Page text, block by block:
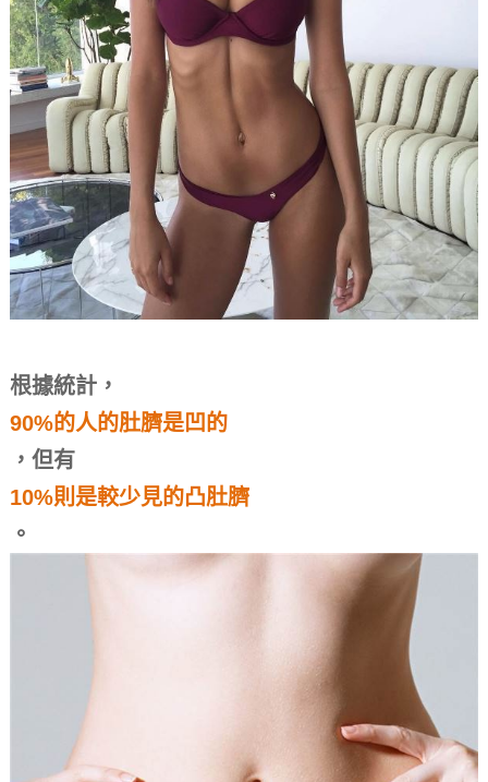
根據統計，
90%的人的肚臍是凹的
，但有
10%則是較少見的凸肚臍
。